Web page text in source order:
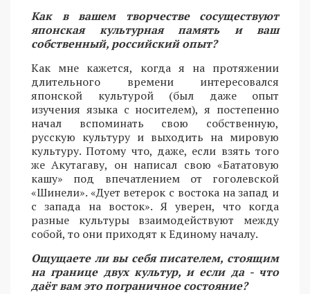
Как в вашем творчестве сосуществуют
японская культурная память и ваш
собственный, российский опыт?
Как мне кажется, когда я на протяжении
длительного времени интересовался
японской культурой (был даже опыт
изучения языка с носителем), я постепенно
начал вспоминать свою собственную,
русскую культуру и выходить на мировую
культуру. Потому что, даже, если взять того
же Акутагаву, он написал свою «Бататовую
кашу» под впечатлением от гоголевской
«Шинели». «Дует ветерок с востока на запад и
с запада на восток». Я уверен, что когда
разные культуры взаимодействуют между
собой, то они приходят к Единому началу.
Ощущаете ли вы себя писателем, стоящим
на границе двух культур, и если да - что
даёт вам это пограничное состояние?